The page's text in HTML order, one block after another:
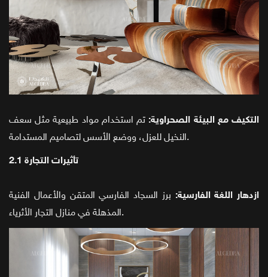
التكيف مع البيئة الصحراوية: تم استخدام مواد طبيعية مثل سعف
النخيل للعزل، ووضع الأسس لتصاميم المستدامة.
2.1 تأثيرات التجارة
ازدهار اللغة الفارسية: برز السجاد الفارسي المتقن والأعمال الفنية
المذهلة في منازل التجار الأثرياء.